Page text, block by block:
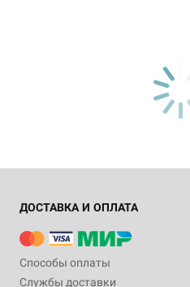
ДОСТАВКА И ОПЛАТА
Способы оплаты
Службы доставки